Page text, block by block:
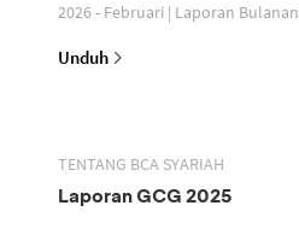
2026 - Februari | Laporan Bulanan
Unduh
TENTANG BCA SYARIAH
Laporan GCG 2025